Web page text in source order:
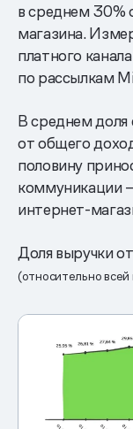
в среднем 30%
магазина.
платного
по рассылкам
В среднем доля
от общего
половину
коммуникации
интернет-
Доля выручки
(относительно